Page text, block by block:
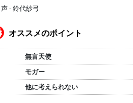
声 - 鈴代紗弓
オススメのポイント
無言天使
モガー
他に考えられない